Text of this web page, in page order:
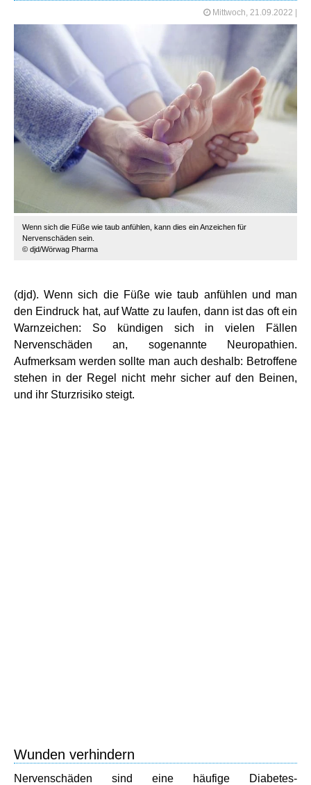
Mittwoch, 21.09.2022
Wenn sich die Füße wie taub anfühlen, kann dies ein Anzeichen für
Nervenschäden sein.
© djd/Wörwag Pharma
(djd). Wenn sich die Füße wie taub anfühlen und man
den Eindruck hat, auf Watte zu laufen, dann ist das oft ein
Warnzeichen: So kündigen sich in vielen Fällen
Nervenschäden an, sogenannte Neuropathien.
Aufmerksam werden sollte man auch deshalb: Betroffene
stehen in der Regel nicht mehr sicher auf den Beinen,
und ihr Sturzrisiko steigt.
Wunden verhindern
Nervenschäden sind eine häufige Diabetes-